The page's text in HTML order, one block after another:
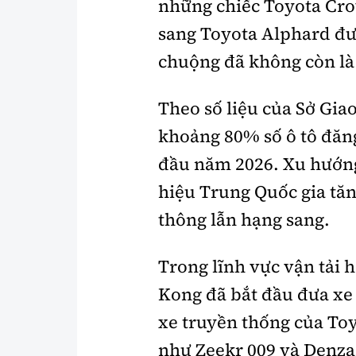
những chiếc Toyota
sang Toyota Alphard
chuộng đã không còn
Theo số liệu của Sở
khoảng 80% số ô tô
đầu năm 2026. Xu
hiệu Trung Quốc gia
thông lẫn hạng sang.
Trong lĩnh vực vận tải
Kong đã bắt đầu đưa
xe truyền thống của
như Zeekr 009 và